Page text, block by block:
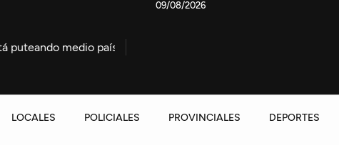
país” Allanaron una vivienda en Los Espinillos y
09/08/2026
LOCALES POLICIALES PROVINCIALES DEPORTES